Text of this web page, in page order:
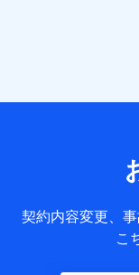
送信履歴などの
約に関する情報。
名、住所、生年
保険加入の目的
契約内容変更、
こ